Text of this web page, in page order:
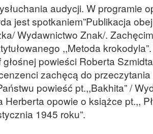
audycji. W programie
jest spotkaniem”Publikacja
Wydawnictwo Znak/.
,,Metoda
powieści Roberta
zachęcą do
powieść pt.,,Bakhita” /
opowie o książce pt.,,
1945 roku”.